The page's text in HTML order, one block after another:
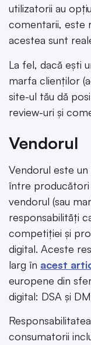
utilizatorii au
comentarii, este
acestea sunt
La fel, dacă ești
marfa clienților
site-ul tău dă
review-uri și
Vendorul
Vendorul este
între producători
vendorul (sau
responsabilități
competiției și
digital. Aceste
larg în acest
europene din
digital: DSA și
consumatorii